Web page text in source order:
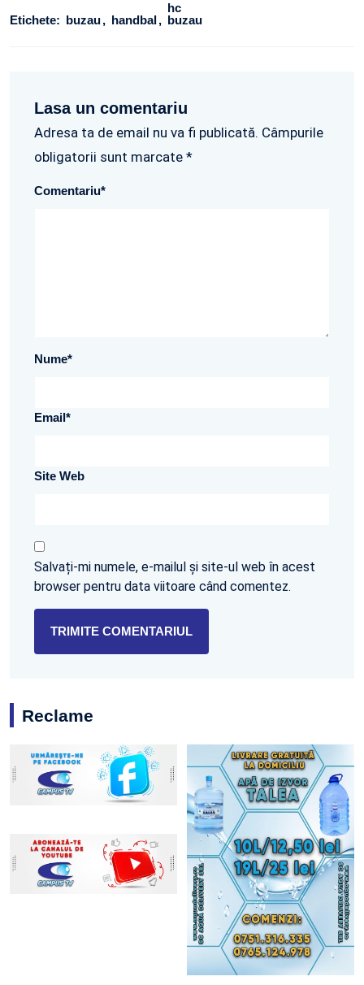
Etichete: buzau handbal
hc
buzau
Lasa un comentariu
Adresa ta de email nu va fi publicată. Câmpurile
obligatorii sunt marcate *
Comentariu*
Nume*
Email*
Site Web
Salvați-mi numele, e-mailul și site-ul web în acest
browser pentru data viitoare când comentez.
Reclame